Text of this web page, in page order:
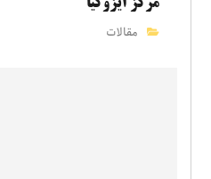
مرکز ایزوکیا
مقالات